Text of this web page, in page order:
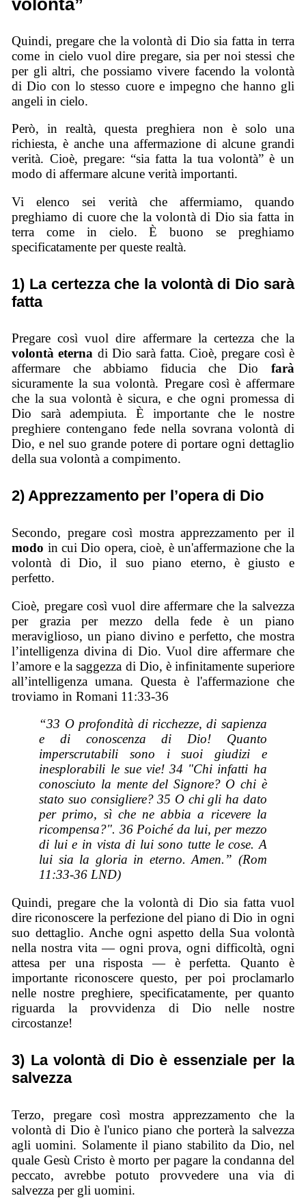
volontà”
Quindi, pregare che la volontà di Dio sia fatta in terra
come in cielo vuol dire pregare, sia per noi stessi che
per gli altri, che possiamo vivere facendo la volontà
di Dio con lo stesso cuore e impegno che hanno gli
angeli in cielo.
Però, in realtà, questa preghiera non è solo una
richiesta, è anche una affermazione di alcune grandi
verità. Cioè, pregare: “sia fatta la tua volontà” è un
modo di affermare alcune verità importanti.
Vi elenco sei verità che affermiamo, quando
preghiamo di cuore che la volontà di Dio sia fatta in
terra come in cielo. È buono se preghiamo
specificatamente per queste realtà.
1) La certezza che la volontà di Dio sarà
fatta
Pregare così vuol dire affermare la certezza che la
volontà eterna di Dio sarà fatta. Cioè, pregare così è
affermare che abbiamo fiducia che Dio farà
sicuramente la sua volontà. Pregare così è affermare
che la sua volontà è sicura, e che ogni promessa di
Dio sarà adempiuta. È importante che le nostre
preghiere contengano fede nella sovrana volontà di
Dio, e nel suo grande potere di portare ogni dettaglio
della sua volontà a compimento.
2) Apprezzamento per l’opera di Dio
Secondo, pregare così mostra apprezzamento per il
modo in cui Dio opera, cioè, è un'affermazione che la
volontà di Dio, il suo piano eterno, è giusto e
perfetto.
Cioè, pregare così vuol dire affermare che la salvezza
per grazia per mezzo della fede è un piano
meraviglioso, un piano divino e perfetto, che mostra
l’intelligenza divina di Dio. Vuol dire affermare che
l’amore e la saggezza di Dio, è infinitamente superiore
all’intelligenza umana. Questa è l'affermazione che
troviamo in Romani 11:33-36
“33 O profondità di ricchezze, di sapienza
e di conoscenza di Dio! Quanto
imperscrutabili sono i suoi giudizi e
inesplorabili le sue vie! 34 "Chi infatti ha
conosciuto la mente del Signore? O chi è
stato suo consigliere? 35 O chi gli ha dato
per primo, sì che ne abbia a ricevere la
ricompensa?". 36 Poiché da lui, per mezzo
di lui e in vista di lui sono tutte le cose. A
lui sia la gloria in eterno. Amen.” (Rom
11:33-36 LND)
Quindi, pregare che la volontà di Dio sia fatta vuol
dire riconoscere la perfezione del piano di Dio in ogni
suo dettaglio. Anche ogni aspetto della Sua volontà
nella nostra vita — ogni prova, ogni difficoltà, ogni
attesa per una risposta — è perfetta. Quanto è
importante riconoscere questo, per poi proclamarlo
nelle nostre preghiere, specificatamente, per quanto
riguarda la provvidenza di Dio nelle nostre
circostanze!
3) La volontà di Dio è essenziale per la
salvezza
Terzo, pregare così mostra apprezzamento che la
volontà di Dio è l'unico piano che porterà la salvezza
agli uomini. Solamente il piano stabilito da Dio, nel
quale Gesù Cristo è morto per pagare la condanna del
peccato, avrebbe potuto provvedere una via di
salvezza per gli uomini.